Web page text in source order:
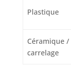
Plastique
Céramique /
carrelage